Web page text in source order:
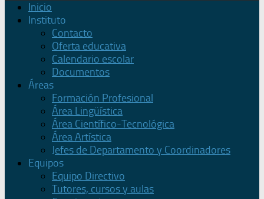
Inicio
Instituto
Contacto
Oferta educativa
Calendario escolar
Documentos
Áreas
Formación Profesional
Área Lingüística
Área Científico-Tecnológica
Área Artística
Jefes de Departamento y Coordinadores
Equipos
Equipo Directivo
Tutores, cursos y aulas